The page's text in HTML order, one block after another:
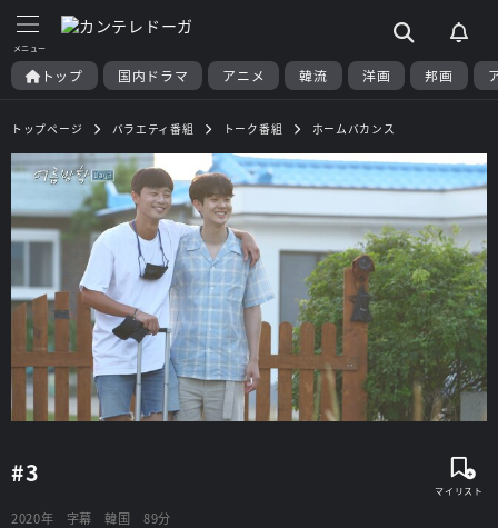
トップ 国内ドラマ アニメ 韓流 洋画 邦画
トップページ バラエティ番組 トーク番組 ホームバカンス
#3
2020年 字幕 韓国 89分